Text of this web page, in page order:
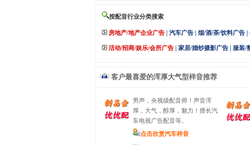
按配音行业分类搜索
房地产/地产企业广告 汽车广告 烟/酒/茶/饮料广告
活动/招商/娱乐/会所广告 家居/婚纱摄影广告 服装/
客户最喜爱的浑厚大气型样音推荐
男声，央视级配音师！声音浑
厚，大气，醇厚，魅力！擅长汽
车电视广告配音等。
点击欣赏汽车样音